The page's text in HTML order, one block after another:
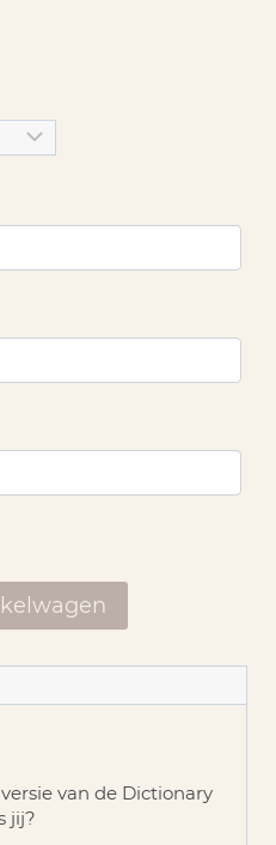
van de Dictionary
jij?